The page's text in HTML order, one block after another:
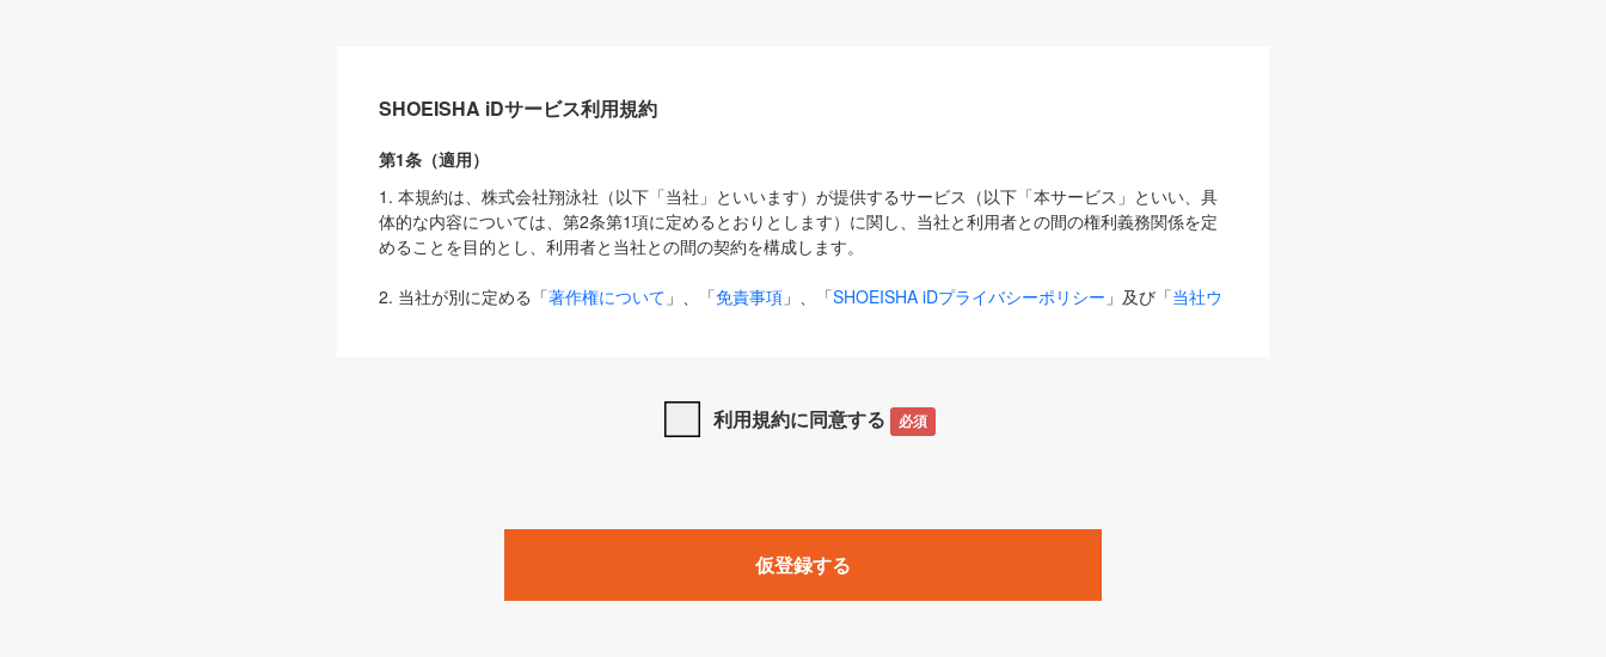
SHOEISHA iDサービス利用規約
第1条（適用）
1. 本規約は、株式会社翔泳社（以下「当社」といいます）が提供するサービス（以下「本サービス」といい、具
体的な内容については、第2条第1項に定めるとおりとします）に関し、当社と利用者との間の権利義務関係を定
めることを目的とし、利用者と当社との間の契約を構成します。
2. 当社が別に定める「著作権について 」、「免責事項 」、「SHOEISHA iDプライバシーポリシー 」及び「当社ウ
は、本規約の規定が優先して適用されるものとします。
1. 「本サービス」とは、当社が提供する以下のサービス（名称や内容が変更された場合、変更後のサービスを含
みます）及びこれらサービスに関連して当社が実施するイベントやキャンペーンをいいます。
「SEBook」「SEShop」「CodeZine」「MarkeZine」「EnterpriseZine」「ECzine」「Biz/Zine」「HRzine」
利用規約に同意する 必須
仮登録する